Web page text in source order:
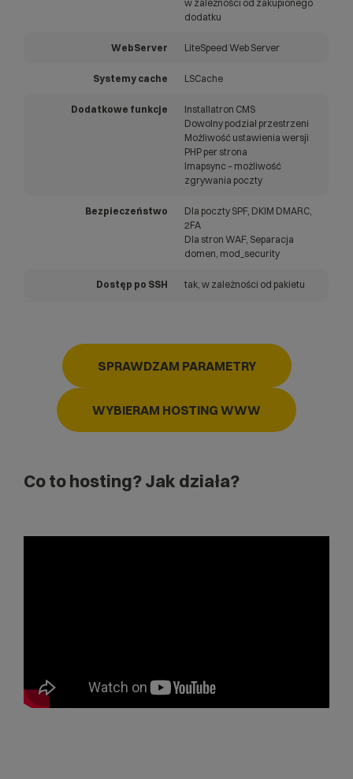
w zależności od zakupionego
dodatku
WebServer LiteSpeed Web Server
Systemy cache LSCache
Dodatkowe funkcje
Installatron CMS
Dowolny podział przestrzeni
Możliwość ustawienia wersji
PHP per strona
Imapsync – możliwość
zgrywania poczty
Bezpieczeństwo
Dla poczty SPF, DKIM DMARC,
2FA
Dla stron WAF, Separacja
domen, mod_security
Dostęp po SSH tak, w zależności od pakietu
SPRAWDZAM PARAMETRY
WYBIERAM HOSTING WWW
Co to hosting? Jak działa?